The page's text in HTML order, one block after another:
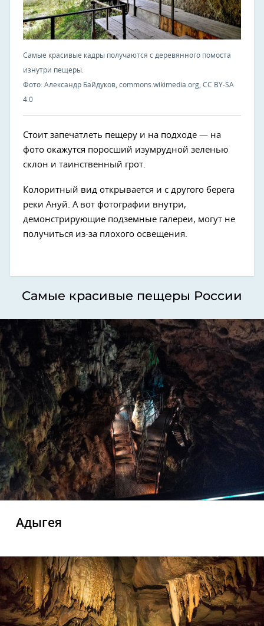
Самые красивые кадры получаются с деревянного помоста
изнутри пещеры.
Фото: Александр Байдуков, commons.wikimedia.org, CC BY-SA
4.0
Стоит запечатлеть пещеру и на подходе — на
фото окажутся поросший изумрудной зеленью
склон и таинственный грот.
Колоритный вид открывается и с другого берега
реки Ануй. А вот фотографии внутри,
демонстрирующие подземные галереи, могут не
получиться из-за плохого освещения.
Самые красивые пещеры России
Адыгея